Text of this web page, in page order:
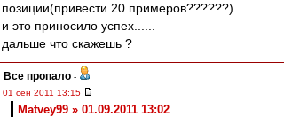
позиции(привести 20 примеров??????)
и это приносило успех......
дальше что скажешь ?
Все пропало -
01 сен 2011 13:15
Matvey99 » 01.09.2011 13:02